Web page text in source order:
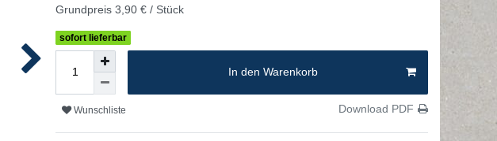
Grundpreis 3,90 € / Stück
sofort lieferbar
In den Warenkorb
Wunschliste Download PDF